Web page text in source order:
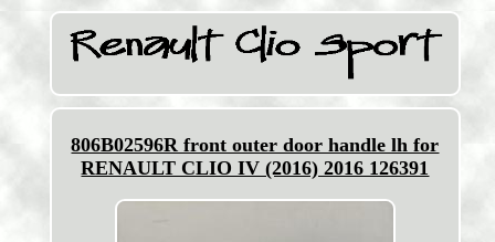
806B02596R front outer door handle lh for
RENAULT CLIO IV (2016) 2016 126391